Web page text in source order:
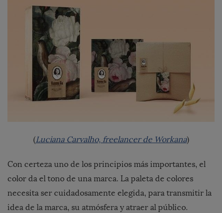
(Luciana Carvalho, freelancer de Workana)
Con certeza uno de los principios más importantes, el
color da el tono de una marca. La paleta de colores
necesita ser cuidadosamente elegida, para transmitir la
idea de la marca, su atmósfera y atraer al público.